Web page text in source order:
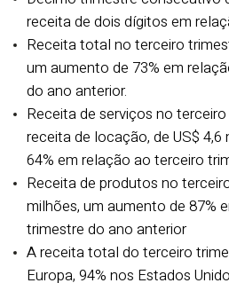
receita de dois dígitos em
Receita total no terceiro
um aumento de 73% em
do ano anterior.
Receita de serviços no
receita de locação, de US$
64% em relação ao terceiro
Receita de produtos no
milhões, um aumento de 87%
trimestre do ano anterior
A receita total do terceiro
Europa, 94% nos Estados